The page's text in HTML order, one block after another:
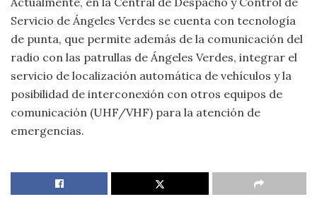
Servicio de Ángeles Verdes se cuenta con tecnología
de punta, que permite además de la comunicación del
radio con las patrullas de Ángeles Verdes, integrar el
servicio de localización automática de vehículos y la
posibilidad de interconexión con otros equipos de
comunicación (UHF/VHF) para la atención de
emergencias.